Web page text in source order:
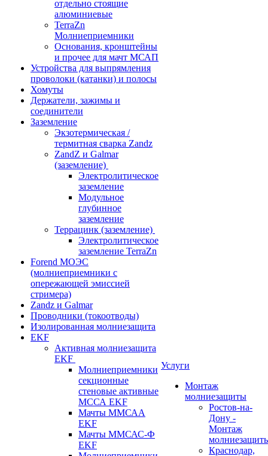
отдельно стоящие
алюминиевые
TerraZn
Молниеприемники
Основания, кронштейны
и прочее для мачт МСАП
Устройства для выпрямления
проволоки (катанки) и полосы
Хомуты
Держатели, зажимы и
соединители
Заземление
Экзотермическая /
термитная сварка Zandz
ZandZ и Galmar
(заземление)
Электролитическое
заземление
Модульное
глубинное
заземление
Террацинк (заземление)
Электролитическое
заземление TerraZn
Forend МОЭС
(молниеприемники с
опережающей эмиссией
стримера)
Zandz и Galmar
Проводники (токоотводы)
Изолированная молниезащита
EKF
Активная молниезащита
EKF
Молниеприемники
секционные
стеновые активные
МССА EKF
Мачты ММСАА
EKF
Мачты ММСАС-Ф
EKF
Услуги
Монтаж
молниезащиты
Ростов-на-
Дону -
Монтаж
Краснодар,